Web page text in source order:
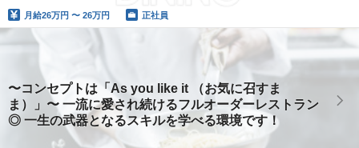
月給26万円 〜 26万円 正社員
〜コンセプトは「As you like it （お気に召すま
ま）」〜 一流に愛され続けるフルオーダーレストラン
◎ 一生の武器となるスキルを学べる環境です！